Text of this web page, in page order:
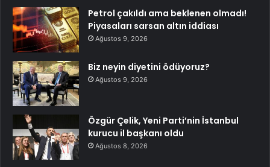
Petrol çakıldı ama beklenen olmadı!
Piyasaları sarsan altın iddiası
Ağustos 9, 2026
Biz neyin diyetini ödüyoruz?
Ağustos 9, 2026
Özgür Çelik, Yeni Parti’nin İstanbul
kurucu il başkanı oldu
Ağustos 8, 2026